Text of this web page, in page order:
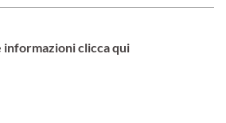
informazioni clicca qui